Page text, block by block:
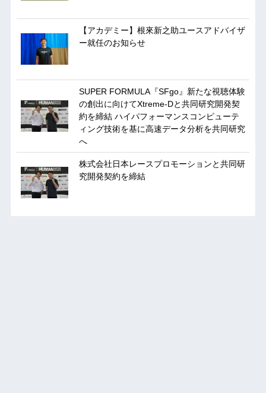
【アカデミー】根來新之助ユースアドバイザ
ー就任のお知らせ
SUPER FORMULA『SFgo』新たな視聴体験
の創出に向けてXtreme-Dと共同研究開発契
約を締結 ハイパフォーマンスコンピューテ
ィング技術を基に⾼速データ分析を共同研究
へ
株式会社日本レースプロモーションと共同研
究開発契約を締結